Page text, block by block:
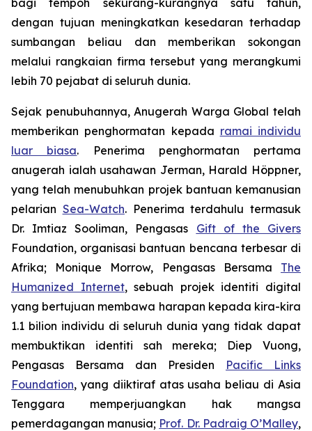
bagi tempoh sekurang-kurangnya satu tahun,
dengan tujuan meningkatkan kesedaran terhadap
sumbangan beliau dan memberikan sokongan
melalui rangkaian firma tersebut yang merangkumi
lebih 70 pejabat di seluruh dunia.
Sejak penubuhannya, Anugerah Warga Global telah
memberikan penghormatan kepada ramai individu
luar biasa. Penerima penghormatan pertama
anugerah ialah usahawan Jerman, Harald Höppner,
yang telah menubuhkan projek bantuan kemanusian
pelarian Sea-Watch. Penerima terdahulu termasuk
Dr. Imtiaz Sooliman, Pengasas Gift of the Givers
Foundation, organisasi bantuan bencana terbesar di
Afrika; Monique Morrow, Pengasas Bersama The
Humanized Internet, sebuah projek identiti digital
yang bertujuan membawa harapan kepada kira-kira
1.1 bilion individu di seluruh dunia yang tidak dapat
membuktikan identiti sah mereka; Diep Vuong,
Pengasas Bersama dan Presiden Pacific Links
Foundation, yang diiktiraf atas usaha beliau di Asia
Tenggara memperjuangkan hak mangsa
pemerdagangan manusia; Prof. Dr. Padraig O’Malley,